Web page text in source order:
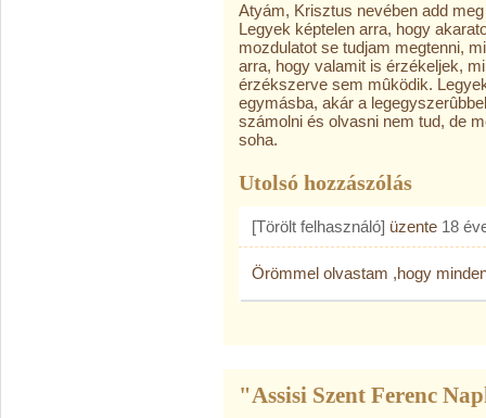
Atyám, Krisztus nevében add
Legyek képtelen arra, hogy
mozdulatot se tudjam megtenni,
arra, hogy valamit is érzékeljek,
érzékszerve sem mûködik.
egymásba, akár a
számolni és olvasni nem tud, de
soha.
Utolsó hozzászólás
[Törölt felhasználó] üzente 18
Örömmel olvastam ,hogy
"Assisi Szent Ferenc